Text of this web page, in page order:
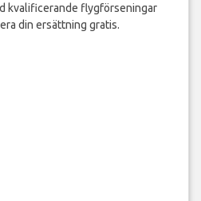
kvalificerande flygförseningar
din ersättning gratis.